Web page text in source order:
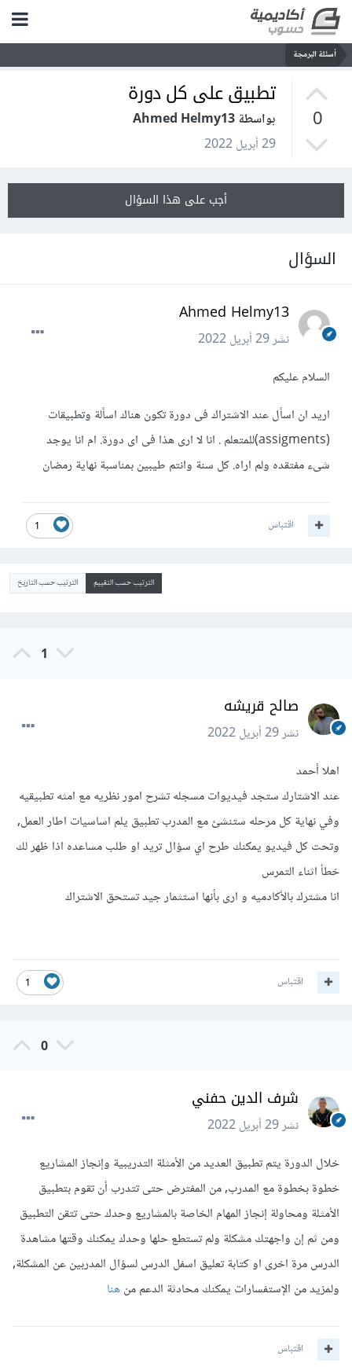
أسئلة البرمجة
0
تطبيق على كل دورة
بواسطة Ahmed Helmy13
29 أبريل 2022
أجب على هذا السؤال
السؤال
Ahmed Helmy13
نشر29 أبريل 2022
السلام عليكم
اريد ان اسأل عند الاشتراك فى دورة تكون هناك اسألة وتطبيقات
(assigments)للمتعلم . انا لا ارى هذا فى اى دورة. ام انا يوجد
شىء مفتقده ولم اراه. كل سنة وانتم طيبين بمناسبة نهاية رمضان
1 اقتباس
الترتيب حسب التقييم الترتيب حسب التاريخ
1
صالح قريشه
نشر29 أبريل 2022
اهلا أحمد
عند الاشتارك ستجد فيديوات مسجله تشرح امور نظريه مع امثه تطبيقيه
وفي نهاية كل مرحله ستنشئ مع المدرب تطبيق يلم اساسيات اطار العمل,
وتحت كل فيديو يمكنك طرح اي سؤال تريد او طلب مساعده اذا ظهر لك
خطأ اثناء التمرس
انا مشترك بالأكادميه و ارى بأنها استثمار جيد تستحق الاشتراك
1 اقتباس
0
شرف الدين حفني
نشر29 أبريل 2022
خلال الدورة يتم تطبيق العديد من الأمثلة التدريبية وإنجاز المشاريع
خطوة بخطوة مع المدرب, من المفترض حتى تتدرب أن تقوم بتطبيق
الأمثلة ومحاولة إنجاز المهام الخاصة بالمشاريع وحدك حتى تتقن التطبيق
ومن ثم إن واجهتك مشكلة ولم تستطع حلها وحدك يمكنك وقتها مشاهدة
الدرس مرة اخرى او كتابة تعليق اسفل الدرس لسؤال المدربين عن المشكلة,
ولمزيد من الإستفسارات يمكنك محادثة الدعم منهنا
اقتباس